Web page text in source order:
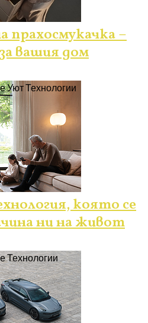
прахосмукачка –
вашия дом
УютТехнологии
която се
ни на живот
Технологии